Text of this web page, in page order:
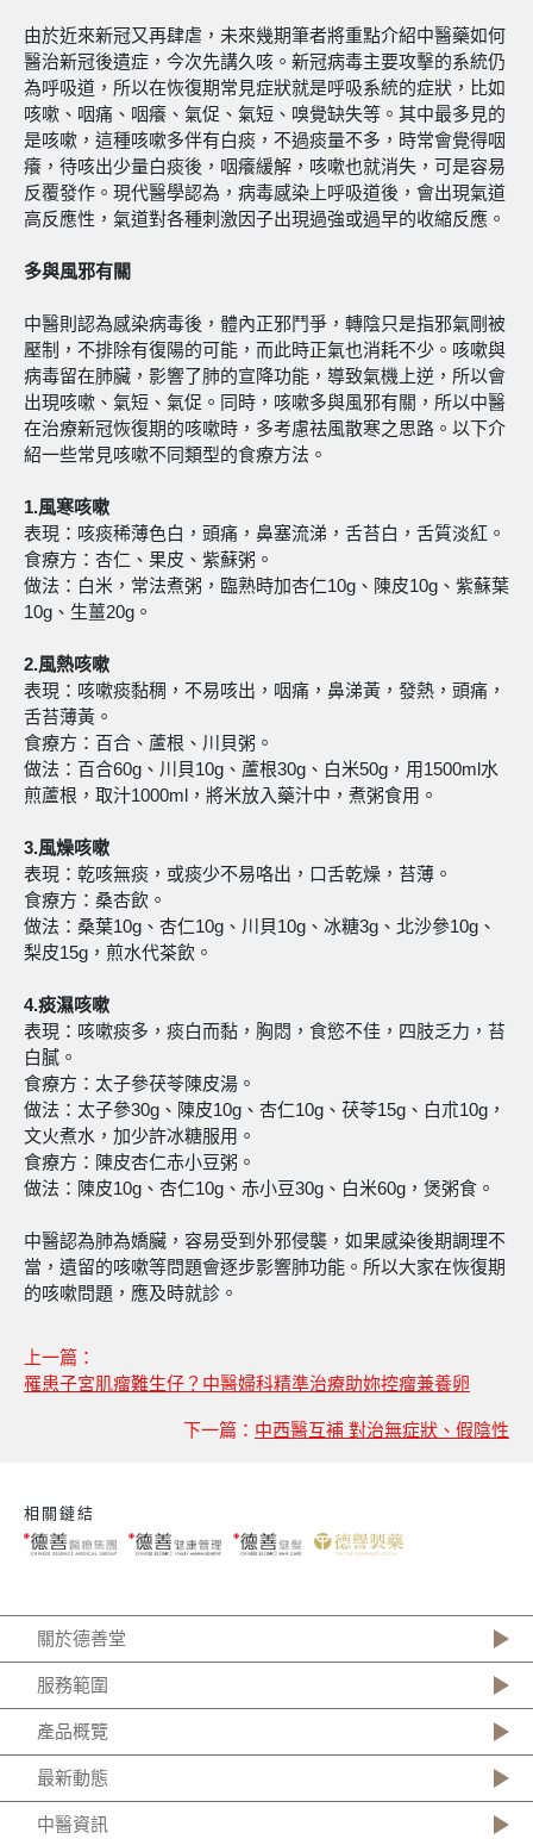
由於近來新冠又再肆虐，未來幾期筆者將重點介紹中醫藥如何
醫治新冠後遺症，今次先講久咳。新冠病毒主要攻擊的系統仍
為呼吸道，所以在恢復期常見症狀就是呼吸系統的症狀，比如
咳嗽、咽痛、咽癢、氣促、氣短、嗅覺缺失等。其中最多見的
是咳嗽，這種咳嗽多伴有白痰，不過痰量不多，時常會覺得咽
癢，待咳出少量白痰後，咽癢緩解，咳嗽也就消失，可是容易
反覆發作。現代醫學認為，病毒感染上呼吸道後，會出現氣道
高反應性，氣道對各種刺激因子出現過強或過早的收縮反應。
多與風邪有關
中醫則認為感染病毒後，體內正邪鬥爭，轉陰只是指邪氣剛被
壓制，不排除有復陽的可能，而此時正氣也消耗不少。咳嗽與
病毒留在肺臟，影響了肺的宣降功能，導致氣機上逆，所以會
出現咳嗽、氣短、氣促。同時，咳嗽多與風邪有關，所以中醫
在治療新冠恢復期的咳嗽時，多考慮祛風散寒之思路。以下介
紹一些常見咳嗽不同類型的食療方法。
1.風寒咳嗽
表現：咳痰稀薄色白，頭痛，鼻塞流涕，舌苔白，舌質淡紅。
食療方：杏仁、果皮、紫蘇粥。
做法：白米，常法煮粥，臨熟時加杏仁10g、陳皮10g、紫蘇葉
10g、生薑20g。
2.風熱咳嗽
表現：咳嗽痰黏稠，不易咳出，咽痛，鼻涕黃，發熱，頭痛，
舌苔薄黃。
食療方：百合、蘆根、川貝粥。
做法：百合60g、川貝10g、蘆根30g、白米50g，用1500ml水
煎蘆根，取汁1000ml，將米放入藥汁中，煮粥食用。
3.風燥咳嗽
表現：乾咳無痰，或痰少不易咯出，口舌乾燥，苔薄。
食療方：桑杏飲。
做法：桑葉10g、杏仁10g、川貝10g、冰糖3g、北沙參10g、
梨皮15g，煎水代茶飲。
4.痰濕咳嗽
表現：咳嗽痰多，痰白而黏，胸悶，食慾不佳，四肢乏力，苔
白膩。
食療方：太子參茯苓陳皮湯。
做法：太子參30g、陳皮10g、杏仁10g、茯苓15g、白朮10g，
文火煮水，加少許冰糖服用。
食療方：陳皮杏仁赤小豆粥。
做法：陳皮10g、杏仁10g、赤小豆30g、白米60g，煲粥食。
中醫認為肺為嬌臟，容易受到外邪侵襲，如果感染後期調理不
當，遺留的咳嗽等問題會逐步影響肺功能。所以大家在恢復期
的咳嗽問題，應及時就診。
上一篇：
罹患子宮肌瘤難生仔？中醫婦科精準治療助妳控瘤兼養卵
下一篇： 中西醫互補 對治無症狀、假陰性
相關鏈結
關於德善堂
服務範圍
產品概覽
最新動態
中醫資訊